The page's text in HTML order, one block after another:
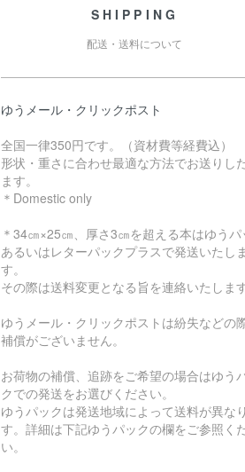
SHIPPING
配送・送料について
ゆうメール・クリックポスト
全国一律350円です。（資材費等経費込）
形状・重さに合わせ最適な方法でお送りし
ます。
＊Domestic only
＊34㎝×25㎝、厚さ3㎝を超える本はゆうパ
あるいはレターパックプラスで発送いたしま
す。
その際は送料変更となる旨を連絡いたします
ゆうメール・クリックポストは紛失などの
補償がございません。
お荷物の補償、追跡をご希望の場合はゆう
クでの発送をお選びください。
ゆうパックは発送地域によって送料が異な
す。詳細は下記ゆうパックの欄をご参照く
い。